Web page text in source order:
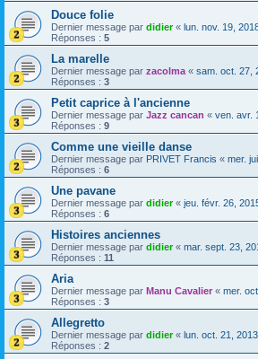
Douce folie
Dernier message par didier« lun. nov. 19,
Réponses : 5
La marelle
Dernier message par zacolma « sam. oct. 27,
Réponses : 3
Petit caprice à l'ancienne
Dernier message par Jazz cancan « ven. avr.
Réponses : 9
Comme une vieille danse
Dernier message par PRIVET Francis « mer.
Réponses : 6
Une pavane
Dernier message par didier« jeu. févr. 26,
Réponses : 6
Histoires anciennes
Dernier message par didier« mar. sept. 23,
Réponses : 11
Aria
Dernier message par Manu Cavalier « mer.
Réponses : 3
Allegretto
Dernier message par didier« lun. oct. 21,
Réponses : 2